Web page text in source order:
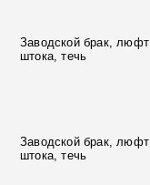
Заводской брак, люфт
штока, течь
Заводской брак, люфт
штока, течь